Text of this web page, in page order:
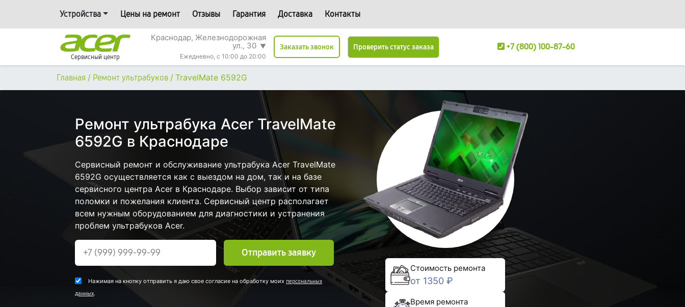
Устройства Цены на ремонт Отзывы Гарантия Доставка Контакты
Сервисный центр
Краснодар, Железнодорожная
ул., 30 ▼
Ежедневно, с 10:00 до 20:00
Заказать звонок Проверить статус заказа +7 (800) 100-87-60
Главная / Ремонт ультрабуков / TravelMate 6592G
Ремонт ультрабука Acer TravelMate
6592G в Краснодаре
Сервисный ремонт и обслуживание ультрабука Acer TravelMate
6592G осуществляется как с выездом на дом, так и на базе
сервисного центра Acer в Краснодаре. Выбор зависит от типа
поломки и пожелания клиента. Сервисный центр располагает
всем нужным оборудованием для диагностики и устранения
проблем ультрабуков Acer.
Отправить заявку
Нажимая на кнопку отправить я даю свое согласие на обработку моих персональных
данных.
Стоимость ремонта
от 1350 ₽
Время ремонта